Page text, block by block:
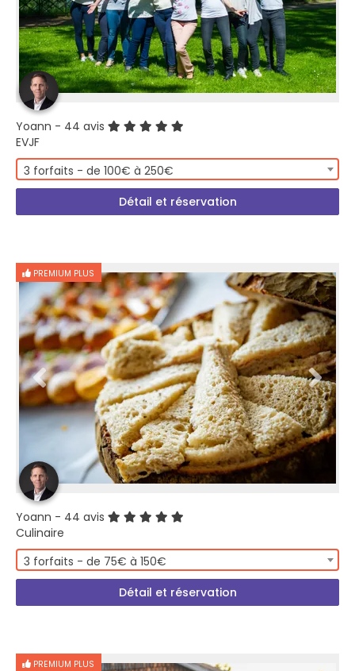
Yoann - 44 avis
EVJF
3 forfaits - de 100€ à 250€
Détail et réservation
PREMIUM PLUS
Yoann - 44 avis
Culinaire
3 forfaits - de 75€ à 150€
Détail et réservation
PREMIUM PLUS